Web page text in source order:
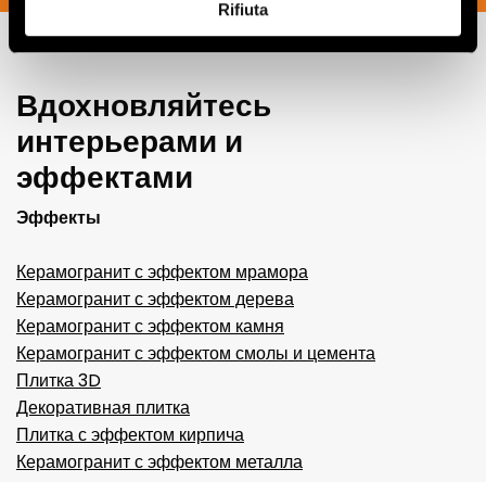
Rifiuta
Вдохновляйтесь
интерьерами и
эффектами
Эффекты
Керамогранит с эффектом мрамора
Керамогранит с эффектом дерева
Керамогранит с эффектом камня
Керамогранит с эффектом смолы и цемента
Плитка 3D
Декоративная плитка
Плитка с эффектом кирпича
Керамогранит с эффектом металла